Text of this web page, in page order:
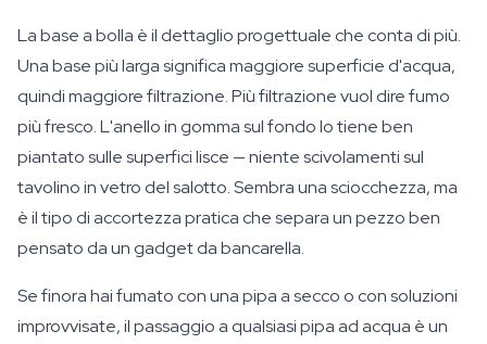
La base a bolla è il dettaglio progettuale che conta di più.
Una base più larga significa maggiore superficie d'acqua,
quindi maggiore filtrazione. Più filtrazione vuol dire fumo
più fresco. L'anello in gomma sul fondo lo tiene ben
piantato sulle superfici lisce — niente scivolamenti sul
tavolino in vetro del salotto. Sembra una sciocchezza, ma
è il tipo di accortezza pratica che separa un pezzo ben
pensato da un gadget da bancarella.
Se finora hai fumato con una pipa a secco o con soluzioni
improvvisate, il passaggio a qualsiasi pipa ad acqua è un